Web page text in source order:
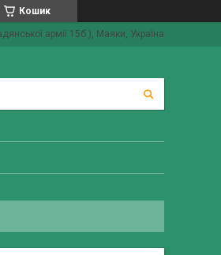
Кошик
армії 15б ), Маяки, Україна